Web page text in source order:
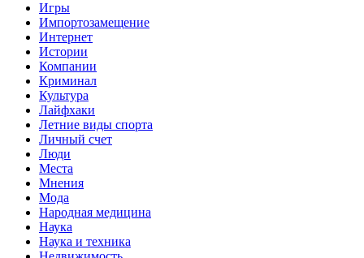
Игры
Импортозамещение
Интернет
Истории
Компании
Криминал
Культура
Лайфхаки
Летние виды спорта
Личный счет
Люди
Места
Мнения
Мода
Народная медицина
Наука
Наука и техника